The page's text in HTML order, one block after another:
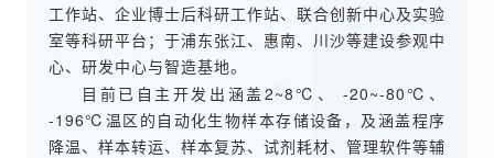
工作站、企业博士后科研工作站、联合创新中心及实验
室等科研平台；于浦东张江、惠南、川沙等建设参观中
心、研发中心与智造基地。
目前已自主开发出涵盖2~8℃、 -20~-80℃、
-196℃温区的自动化生物样本存储设备，及涵盖程序
降温、样本转运、样本复苏、试剂耗材、管理软件等辅